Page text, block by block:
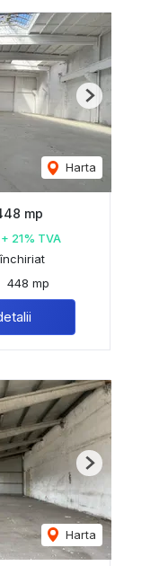
Harta
Next
mp
21% TVA
448 mp
Harta
Next